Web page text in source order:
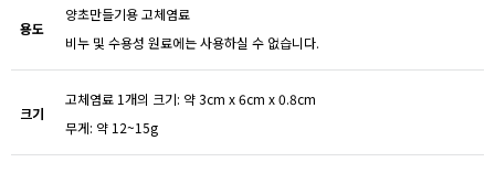
용도
양초만들기용 고체염료
비누 및 수용성 원료에는 사용하실 수 없습니다.
크기
고체염료 1개의 크기: 약 3cm x 6cm x 0.8cm
무게: 약 12~15g